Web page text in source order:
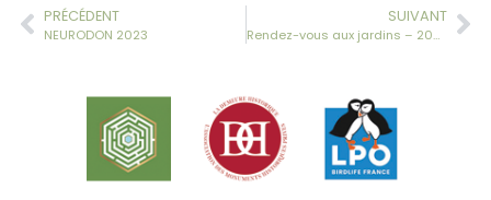
PRÉCÉDENT
NEURODON 2023
SUIVANT
Rendez-vous aux jardins – 20ème édition – 3 et 4 juin 2023